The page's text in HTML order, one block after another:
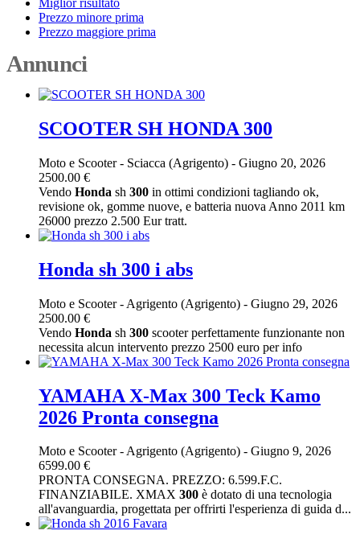
Miglior risultato
Prezzo minore prima
Prezzo maggiore prima
Annunci
SCOOTER SH HONDA 300
Moto e Scooter- Sciacca (Agrigento) - Giugno 20, 2026
2500.00 €
Vendo Honda sh 300 in ottimi condizioni tagliando ok,
revisione ok, gomme nuove, e batteria nuova Anno 2011 km
26000 prezzo 2.500 Eur tratt.
Honda sh 300 i abs
Moto e Scooter- Agrigento (Agrigento) - Giugno 29, 2026
2500.00 €
Vendo Honda sh 300 scooter perfettamente funzionante non
necessita alcun intervento prezzo 2500 euro per info
YAMAHA X-Max 300 Teck Kamo
2026 Pronta consegna
Moto e Scooter-Agrigento (Agrigento) - Giugno 9, 2026
6599.00 €
PRONTA CONSEGNA. PREZZO: 6.599.F.C.
FINANZIABILE. XMAX 300 è dotato di una tecnologia
all'avanguardia, progettata per offrirti l'esperienza di guida d...